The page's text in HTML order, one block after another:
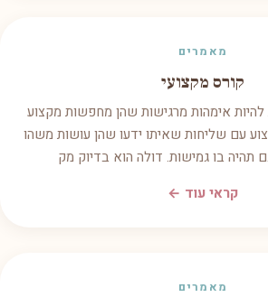
מאמרים
קורס מקצועי
אימהות מרגישות שהן מחפשות מקצוע
עם שליחות שאיתו ידעו שהן עושות משהו
תהיה בו גמישות. דולה הוא בדיוק מק
קראי עוד ←
מאמרים